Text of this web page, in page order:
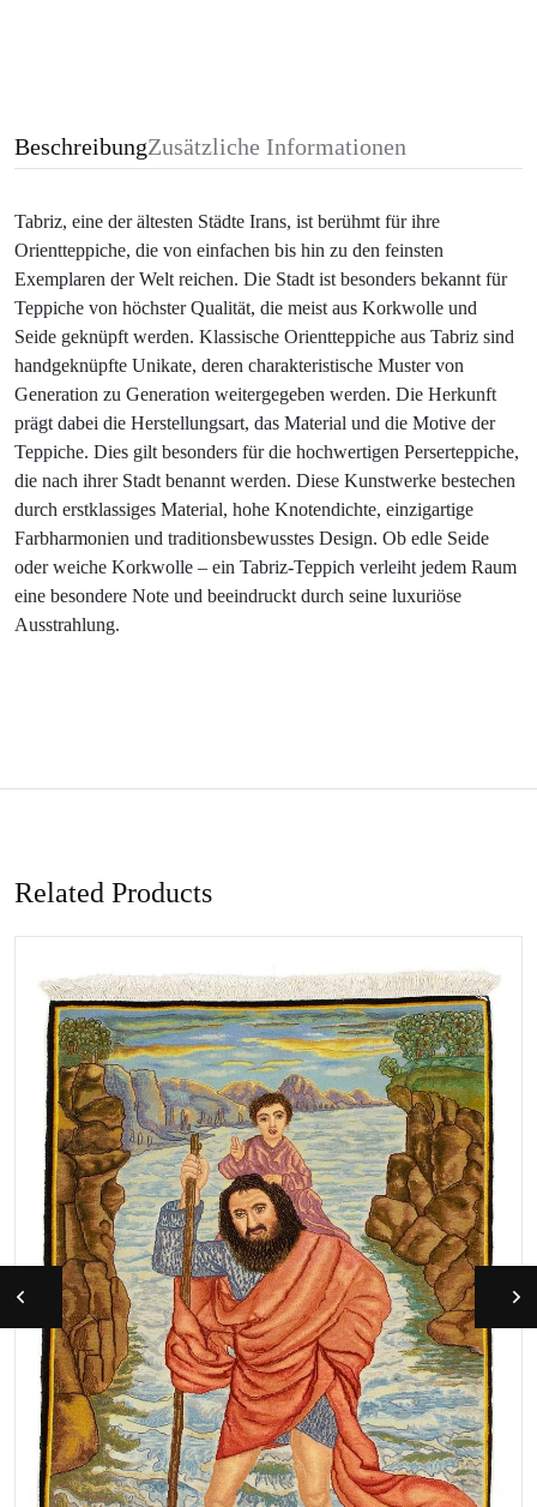
BeschreibungZusätzliche Informationen
Tabriz, eine der ältesten Städte Irans, ist berühmt für ihre
Orientteppiche, die von einfachen bis hin zu den feinsten
Exemplaren der Welt reichen. Die Stadt ist besonders bekannt für
Teppiche von höchster Qualität, die meist aus Korkwolle und
Seide geknüpft werden. Klassische Orientteppiche aus Tabriz sind
handgeknüpfte Unikate, deren charakteristische Muster von
Generation zu Generation weitergegeben werden. Die Herkunft
prägt dabei die Herstellungsart, das Material und die Motive der
Teppiche. Dies gilt besonders für die hochwertigen Perserteppiche,
die nach ihrer Stadt benannt werden. Diese Kunstwerke bestechen
durch erstklassiges Material, hohe Knotendichte, einzigartige
Farbharmonien und traditionsbewusstes Design. Ob edle Seide
oder weiche Korkwolle – ein Tabriz-Teppich verleiht jedem Raum
eine besondere Note und beeindruckt durch seine luxuriöse
Ausstrahlung.
Related Products